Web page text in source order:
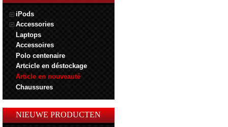
iPods
Accessories
Laptops
Accessoires
Polo centenaire
Artcicle en déstockage
Article en nouveauté
Chaussures
NIEUWE PRODUCTEN